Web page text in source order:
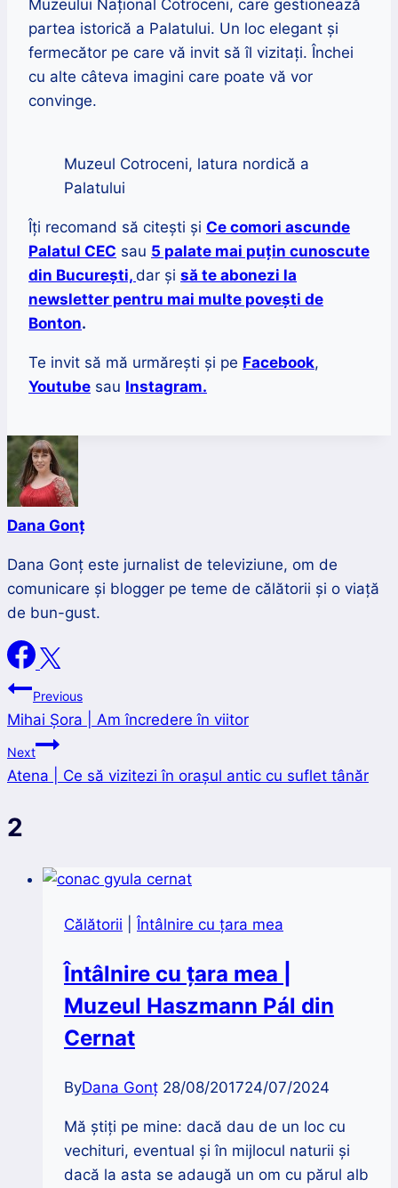
Muzeului Național Cotroceni, care gestionează
partea istorică a Palatului. Un loc elegant și
fermecător pe care vă invit să îl vizitați. Închei
cu alte câteva imagini care poate vă vor
convinge.
Muzeul Cotroceni, latura nordică a
Palatului
Îți recomand să citești și Ce comori ascunde
Palatul CEC sau 5 palate mai puţin cunoscute
din București, dar și să te abonezi la
newsletter pentru mai multe povești de
Bonton.
Te invit să mă urmărești și pe Facebook,
Youtube sau Instagram.
Dana Gonț
Dana Gonț este jurnalist de televiziune, om de
comunicare și blogger pe teme de călătorii și o viață
de bun-gust.
Navigare
în
articole
Previous
Mihai Șora | Am încredere în viitor
Next
Atena | Ce să vizitezi în orașul antic cu suflet tânăr
2
Călătorii |Întâlnire cu țara mea
Întâlnire cu țara mea |
Muzeul Haszmann Pál din
Cernat
ByDana Gonț 28/08/201724/07/2024
Mă ştiţi pe mine: dacă dau de un loc cu
vechituri, eventual şi în mijlocul naturii şi
dacă la asta se adaugă un om cu părul alb